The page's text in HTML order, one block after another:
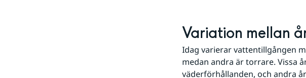
Variation mellan
Idag varierar vattentillgången
medan andra är torrare. Vissa
väderförhållanden, och andra